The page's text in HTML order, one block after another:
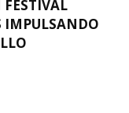
IMPULSANDO